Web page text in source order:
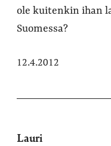
ole kuitenkin ihan
Suomessa?
12.4.2012
Lauri